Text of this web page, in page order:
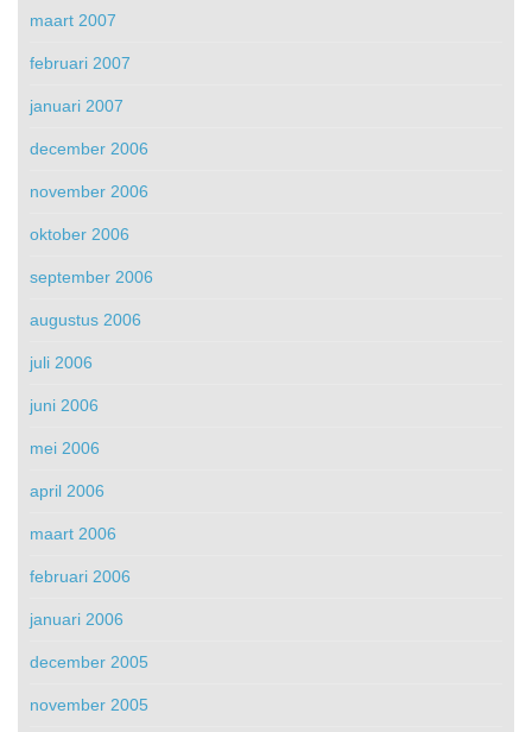
maart 2007
februari 2007
januari 2007
december 2006
november 2006
oktober 2006
september 2006
augustus 2006
juli 2006
juni 2006
mei 2006
april 2006
maart 2006
februari 2006
januari 2006
december 2005
november 2005